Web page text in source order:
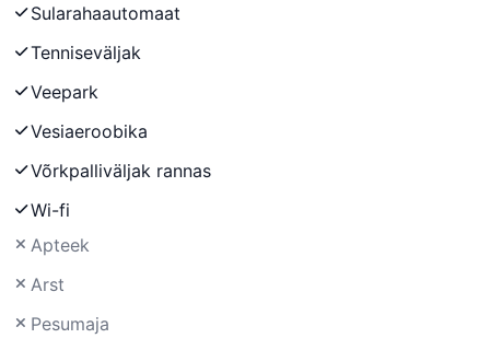
Sularahaautomaat
Tenniseväljak
Veepark
Vesiaeroobika
Võrkpalliväljak rannas
Wi-fi
Apteek
Arst
Pesumaja